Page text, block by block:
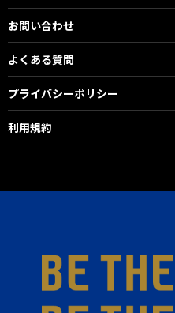
お問い合わせ
よくある質問
プライバシーポリシー
利用規約